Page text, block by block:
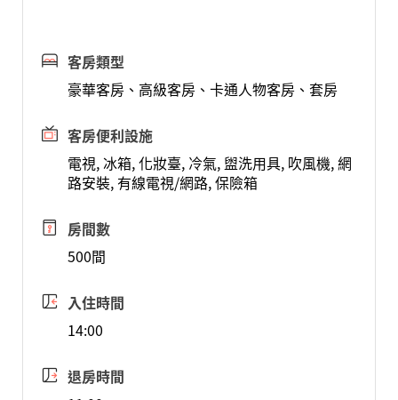
客房類型
豪華客房、高級客房、卡通人物客房、套房
客房便利設施
電視, 冰箱, 化妝臺, 冷氣, 盥洗用具, 吹風機, 網
路安裝, 有線電視/網路, 保險箱
房間數
500間
入住時間
14:00
退房時間